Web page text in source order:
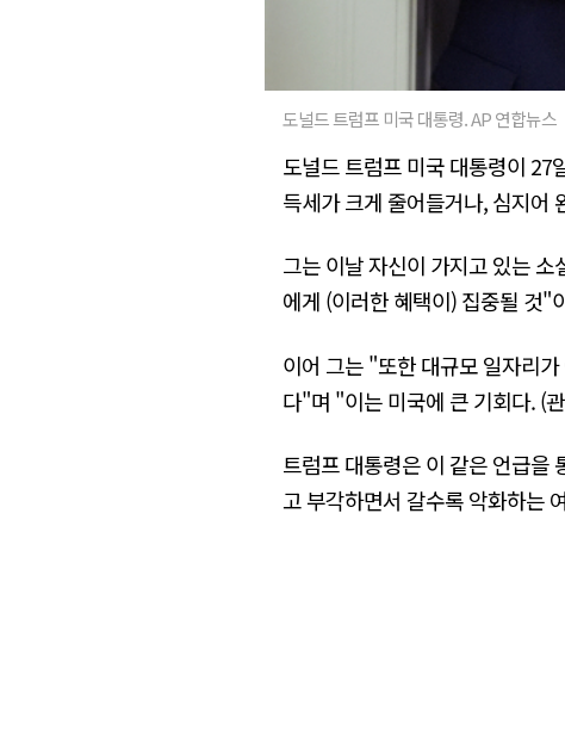
도널드 트럼프 미국 대통령. AP 연합뉴스
도널드 트럼프 미국 대통령이
득세가 크게 줄어들거나, 심지어
그는 이날 자신이 가지고 있는
에게 (이러한 혜택이) 집중될 것"
이어 그는 "또한 대규모 일자리
다"며 "이는 미국에 큰 기회다. (
트럼프 대통령은 이 같은 언급을
고 부각하면서 갈수록 악화하는